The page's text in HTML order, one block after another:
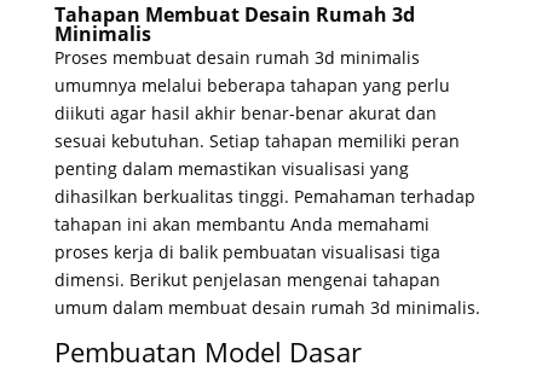
Tahapan Membuat Desain Rumah 3d
Minimalis
Proses membuat desain rumah 3d minimalis
umumnya melalui beberapa tahapan yang perlu
diikuti agar hasil akhir benar-benar akurat dan
sesuai kebutuhan. Setiap tahapan memiliki peran
penting dalam memastikan visualisasi yang
dihasilkan berkualitas tinggi. Pemahaman terhadap
tahapan ini akan membantu Anda memahami
proses kerja di balik pembuatan visualisasi tiga
dimensi. Berikut penjelasan mengenai tahapan
umum dalam membuat desain rumah 3d minimalis.
Pembuatan Model Dasar